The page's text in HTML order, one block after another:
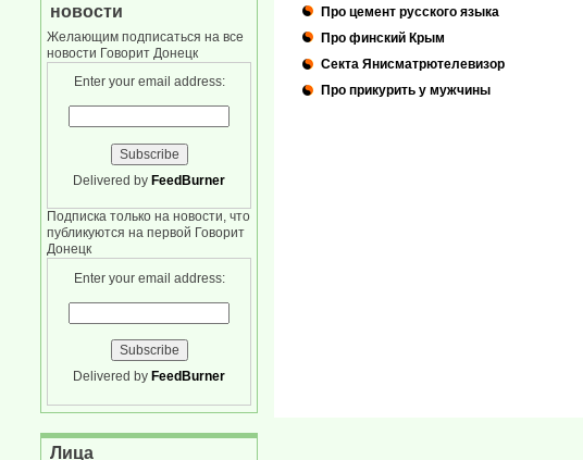
Про цемент русского языка
Про финский Крым
Секта Янисматрютелевизор
Про прикурить у мужчины
новости
Желающим подписаться на все
новости Говорит Донецк
Enter your email address:
Delivered by FeedBurner
Подписка только на новости, что
публикуются на первой Говорит
Донецк
Enter your email address:
Delivered by FeedBurner
Лица